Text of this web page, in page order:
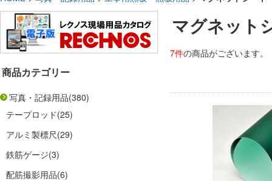
商品カテゴリー
写真・記録用品(380)
テープロッド(25)
アルミ製標尺(29)
鉄筋ゲージ(3)
配筋撮影用品(6)
マグネット
7件の商品がございます。